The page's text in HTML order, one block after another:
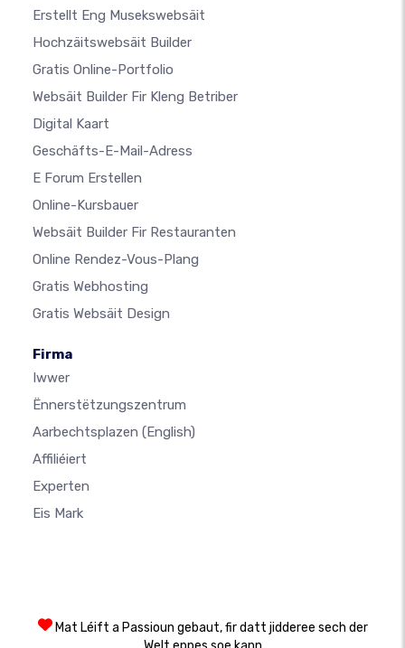
Erstellt Eng Musekswebsäit
Hochzäitswebsäit Builder
Gratis Online-Portfolio
Websäit Builder Fir Kleng Betriber
Digital Kaart
Geschäfts-E-Mail-Adress
E Forum Erstellen
Online-Kursbauer
Websäit Builder Fir Restauranten
Online Rendez-Vous-Plang
Gratis Webhosting
Gratis Websäit Design
Firma
Iwwer
Ënnerstëtzungszentrum
Aarbechtsplazen (English)
Affiliéiert
Experten
Eis Mark
Mat Léift a Passioun gebaut, fir datt jidderee sech der